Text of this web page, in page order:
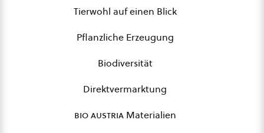
Tierwohl auf einen Blick
Pflanzliche Erzeugung
Biodiversität
Direktvermarktung
bio austriaMaterialien